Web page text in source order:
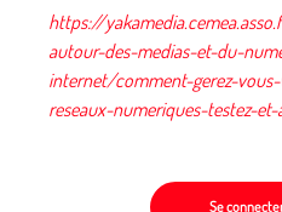
https://
autour-des-medias-et-du-
internet/comment-gerez-
reseaux-numeriques-testez-
Se